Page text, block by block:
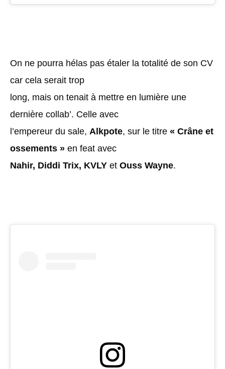
On ne pourra hélas pas étaler la totalité de son CV
car cela serait trop
long, mais on tenait à mettre en lumière une
dernière collab’. Celle avec
l’empereur du sale, Alkpote, sur le titre « Crâne et
ossements » en feat avec
Nahir, Diddi Trix, KVLY et Ouss Wayne.